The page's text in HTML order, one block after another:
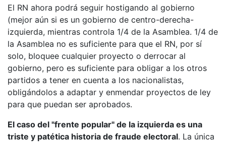
El RN ahora podrá seguir hostigando al gobierno
(mejor aún si es un gobierno de centro-derecha-
izquierda, mientras controla 1/4 de la Asamblea. 1/4 de
la Asamblea no es suficiente para que el RN, por sí
solo, bloquee cualquier proyecto o derrocar al
gobierno, pero es suficiente para obligar a los otros
partidos a tener en cuenta a los nacionalistas,
obligándolos a adaptar y enmendar proyectos de ley
para que puedan ser aprobados.
El caso del "frente popular" de la izquierda es una
triste y patética historia de fraude electoral. La única